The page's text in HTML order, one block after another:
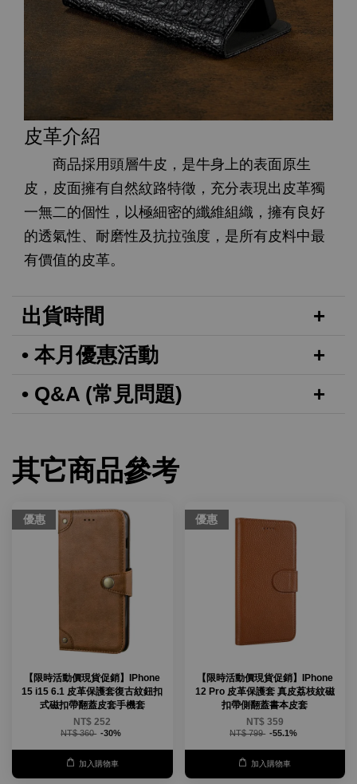
皮革介紹
商品採用頭層牛皮，是牛身上的表面原生
皮，皮面擁有自然紋路特徵，充分表現出皮革獨
一無二的個性，以極細密的纖維組織，擁有良好
的透氣性、耐磨性及抗拉強度，是所有皮料中最
有價值的皮革。
出貨時間
• 本月優惠活動
• Q&A (常見問題)
其它商品參考
優惠
【限時活動價現貨促銷】IPhone
15 i15 6.1 皮革保護套復古紋鈕扣
式磁扣帶翻蓋皮套手機套
NT$ 252
NT$ 360 -30%
加入購物車
優惠
【限時活動價現貨促銷】IPhone
12 Pro 皮革保護套 真皮荔枝紋磁
扣帶側翻蓋書本皮套
NT$ 359
NT$ 799 -55.1%
加入購物車